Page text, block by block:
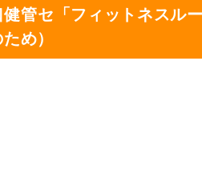
健管セ「フィットネスル
め）